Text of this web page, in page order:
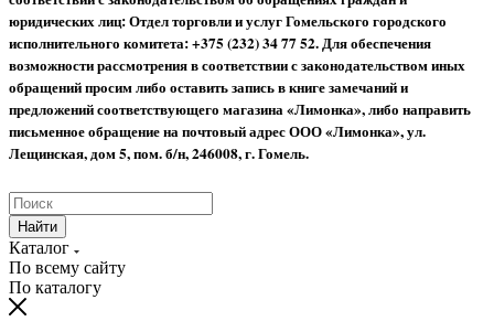
юридических лиц: Отдел торговли и услуг Гомельского городского
исполнительного комитета: +375 (232) 34 77 52.Для обеспечения
возможности рассмотрения в соответствии с законодательством иных
обращений просим либо оставить запись в книге замечаний и
предложений соответствующего магазина «Лимонка», либо направить
письменное обращение на почтовый адрес ООО «Лимонка», ул.
Лещинская, дом 5, пом. б/н, 246008, г. Гомель.
Найти
Каталог
По всему сайту
По каталогу